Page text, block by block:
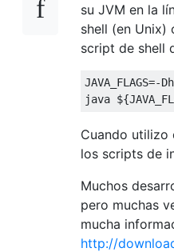
su JVM en la
shell (en Unix)
script de shell
JAVA_FLAGS=-
java ${
Cuando utilizo
los scripts de
Muchos
pero muchas
mucha
http://